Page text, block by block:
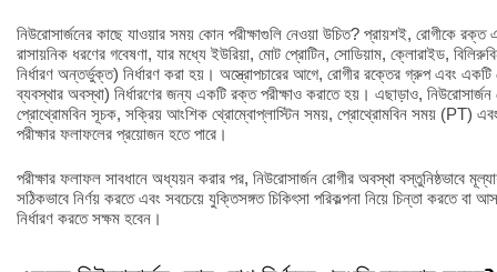
নিউরোসার্জনের কাছে যাওয়ার সময় কোন পরীক্ষাগুলি নেওয়া উচিত? প্রায়শই, রোগীকে রক্ত
রাসায়নিক ধরণের গবেষণা, যার মধ্যে ইউরিয়া, মোট প্রোটিন, সোডিয়াম, ক্লোরাইড,
নির্ধারণ অন্তর্ভুক্ত) নির্ধারণ করা হয়। অস্ত্রোপচারের আগে, রোগীর রক্তের গ্রুপ এবং
ব্যবস্থার অবস্থা) নির্ধারণের জন্য একটি রক্ত পরীক্ষাও করাতে হয়। এছাড়াও,
প্রোথ্রোমবিন সূচক, সক্রিয় আংশিক থ্রোম্বোপ্লাস্টিন সময়, প্রোথ্রোমবিন সময় (PT)
পরীক্ষার ফলাফলের প্রয়োজন হতে পারে।
পরীক্ষার ফলাফল সাবধানে অধ্যয়ন করার পর, নিউরোসার্জন রোগীর অবস্থা বস্তুনিষ্ঠভাবে
সঠিকভাবে নির্ণয় করতে এবং সবচেয়ে যুক্তিসঙ্গত চিকিৎসা পরিকল্পনা নিয়ে চিন্তা করতে বা
নির্ধারণ করতে সক্ষম হবেন।